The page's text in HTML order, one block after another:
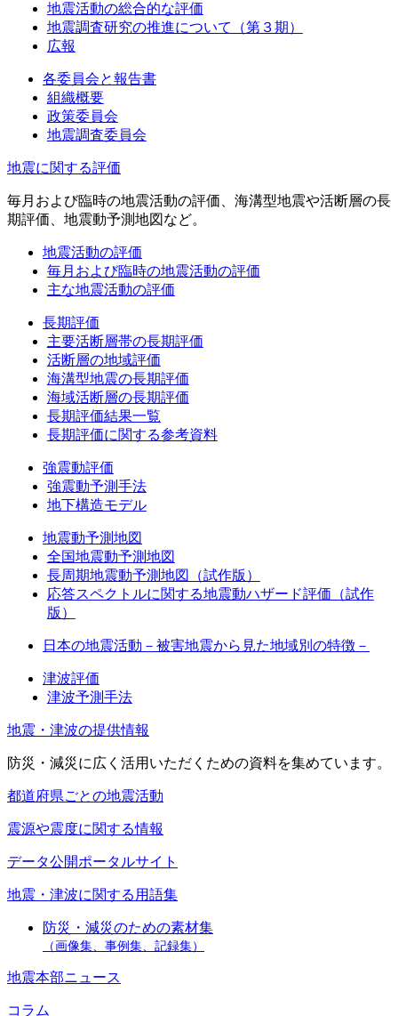
地震活動の総合的な評価
地震調査研究の推進について（第３期）
広報
各委員会と報告書
組織概要
政策委員会
地震調査委員会
地震に関する評価
毎月および臨時の地震活動の評価、海溝型地震や活断層の長
期評価、地震動予測地図など。
地震活動の評価
毎月および臨時の地震活動の評価
主な地震活動の評価
長期評価
主要活断層帯の長期評価
活断層の地域評価
海溝型地震の長期評価
海域活断層の長期評価
長期評価結果一覧
長期評価に関する参考資料
強震動評価
強震動予測手法
地下構造モデル
地震動予測地図
全国地震動予測地図
長周期地震動予測地図（試作版）
応答スペクトルに関する地震動ハザード評価（試作
版）
日本の地震活動－被害地震から見た地域別の特徴－
津波評価
津波予測手法
地震・津波の提供情報
防災・減災に広く活用いただくための資料を集めています。
都道府県ごとの地震活動
震源や震度に関する情報
データ公開ポータルサイト
地震・津波に関する用語集
防災・減災のための素材集
（画像集、事例集、記録集）
地震本部ニュース
コラム